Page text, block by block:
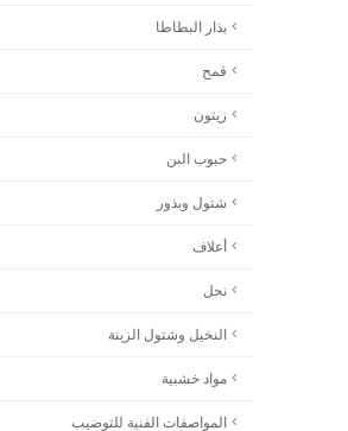
بذار البطاطا
قمح
زيتون
حبوب البن
شتول وبذور
أعلاف
نحل
النخيل وشتول الزينة
مواد خشبية
المواصفات الفنية للتوضيب